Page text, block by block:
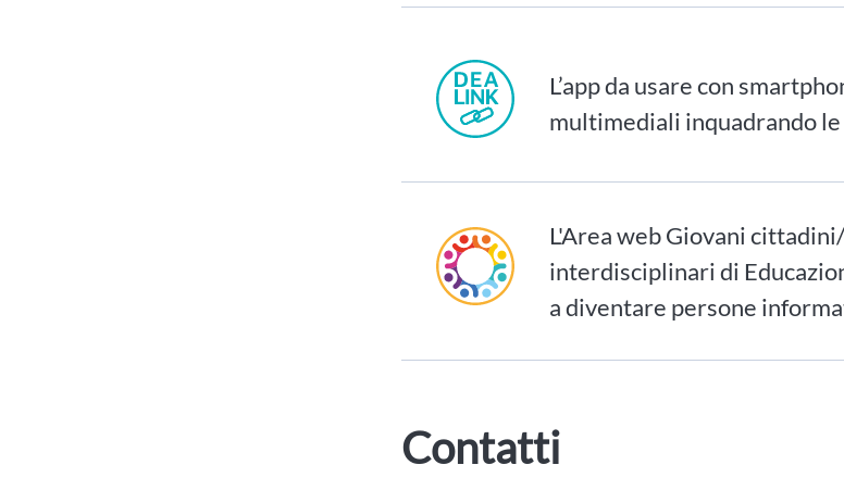
L’app da usare con
multimediali inquadrando
L'Area web Giovani
interdisciplinari di
a diventare persone
Contatti